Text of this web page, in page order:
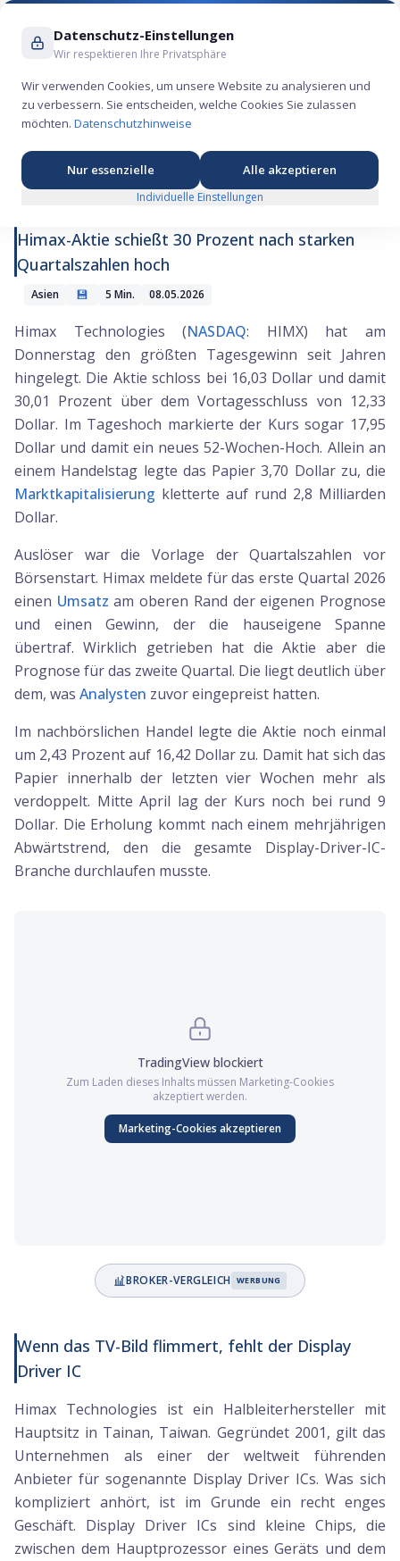
Suche ...
Himax kehrt aus dem Halbleiter-Tal zurück
Himax-Aktie schießt 30 Prozent nach starken
Quartalszahlen hoch
Asien 💾 5 Min. 08.05.2026
Himax Technologies (NASDAQ: HIMX) hat am
Donnerstag den größten Tagesgewinn seit Jahren
hingelegt. Die Aktie schloss bei 16,03 Dollar und damit
30,01 Prozent über dem Vortagesschluss von 12,33
Dollar. Im Tageshoch markierte der Kurs sogar 17,95
Dollar und damit ein neues 52-Wochen-Hoch. Allein an
einem Handelstag legte das Papier 3,70 Dollar zu, die
Marktkapitalisierung kletterte auf rund 2,8 Milliarden
Dollar.
Auslöser war die Vorlage der Quartalszahlen vor
Börsenstart. Himax meldete für das erste Quartal 2026
einen Umsatz am oberen Rand der eigenen Prognose
und einen Gewinn, der die hauseigene Spanne
übertraf. Wirklich getrieben hat die Aktie aber die
Prognose für das zweite Quartal. Die liegt deutlich über
dem, was Analysten zuvor eingepreist hatten.
Im nachbörslichen Handel legte die Aktie noch einmal
um 2,43 Prozent auf 16,42 Dollar zu. Damit hat sich das
Papier innerhalb der letzten vier Wochen mehr als
verdoppelt. Mitte April lag der Kurs noch bei rund 9
Dollar. Die Erholung kommt nach einem mehrjährigen
Abwärtstrend, den die gesamte Display-Driver-IC-
Branche durchlaufen musste.
TradingViewblockiert
Zum Laden dieses Inhalts müssen Marketing-Cookies
akzeptiert werden.
Marketing-Cookies akzeptieren
BROKER-VERGLEICH WERBUNG
Wenn das TV-Bild flimmert, fehlt der Display
Driver IC
Himax Technologies ist ein Halbleiterhersteller mit
Hauptsitz in Tainan, Taiwan. Gegründet 2001, gilt das
Unternehmen als einer der weltweit führenden
Anbieter für sogenannte Display Driver ICs. Was sich
kompliziert anhört, ist im Grunde ein recht enges
Geschäft. Display Driver ICs sind kleine Chips, die
zwischen dem Hauptprozessor eines Geräts und dem
Datenschutz-Einstellungen
Wir respektieren Ihre Privatsphäre
Wir verwenden Cookies, um unsere Website zu analysieren und
zu verbessern. Sie entscheiden, welche Cookies Sie zulassen
möchten. Datenschutzhinweise
Nur essenzielle Alle akzeptieren
Individuelle Einstellungen